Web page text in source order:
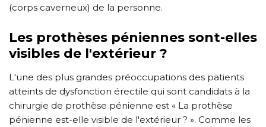
(corps caverneux) de la personne.
Les prothèses péniennes sont-elles
visibles de l'extérieur ?
L'une des plus grandes préoccupations des patients
atteints de dysfonction érectile qui sont candidats à la
chirurgie de prothèse pénienne est « La prothèse
pénienne est-elle visible de l'extérieur ? ». Comme les